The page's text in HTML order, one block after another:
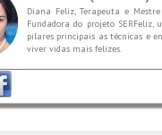
Diana Feliz, Terapeuta e
Fundadora do projeto
pilares principais as técnicas e
viver vidas mais felizes.